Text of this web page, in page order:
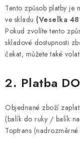
Tento způsob platby je
ve skladu (Veselka
Pokud zvolíte tento
skladové dostupnosti
čekat, můžete také
2. Platba
Objednané zboží
(balík do ruky / balík
Toptrans (nadrozměrné